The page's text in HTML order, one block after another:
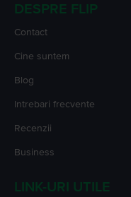
DESPRE FLIP
Contact
Cine suntem
Blog
Intrebari frecvente
Recenzii
Business
LINK-URI UTILE